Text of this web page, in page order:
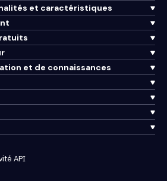
et caractéristiques
et de connaissances
API